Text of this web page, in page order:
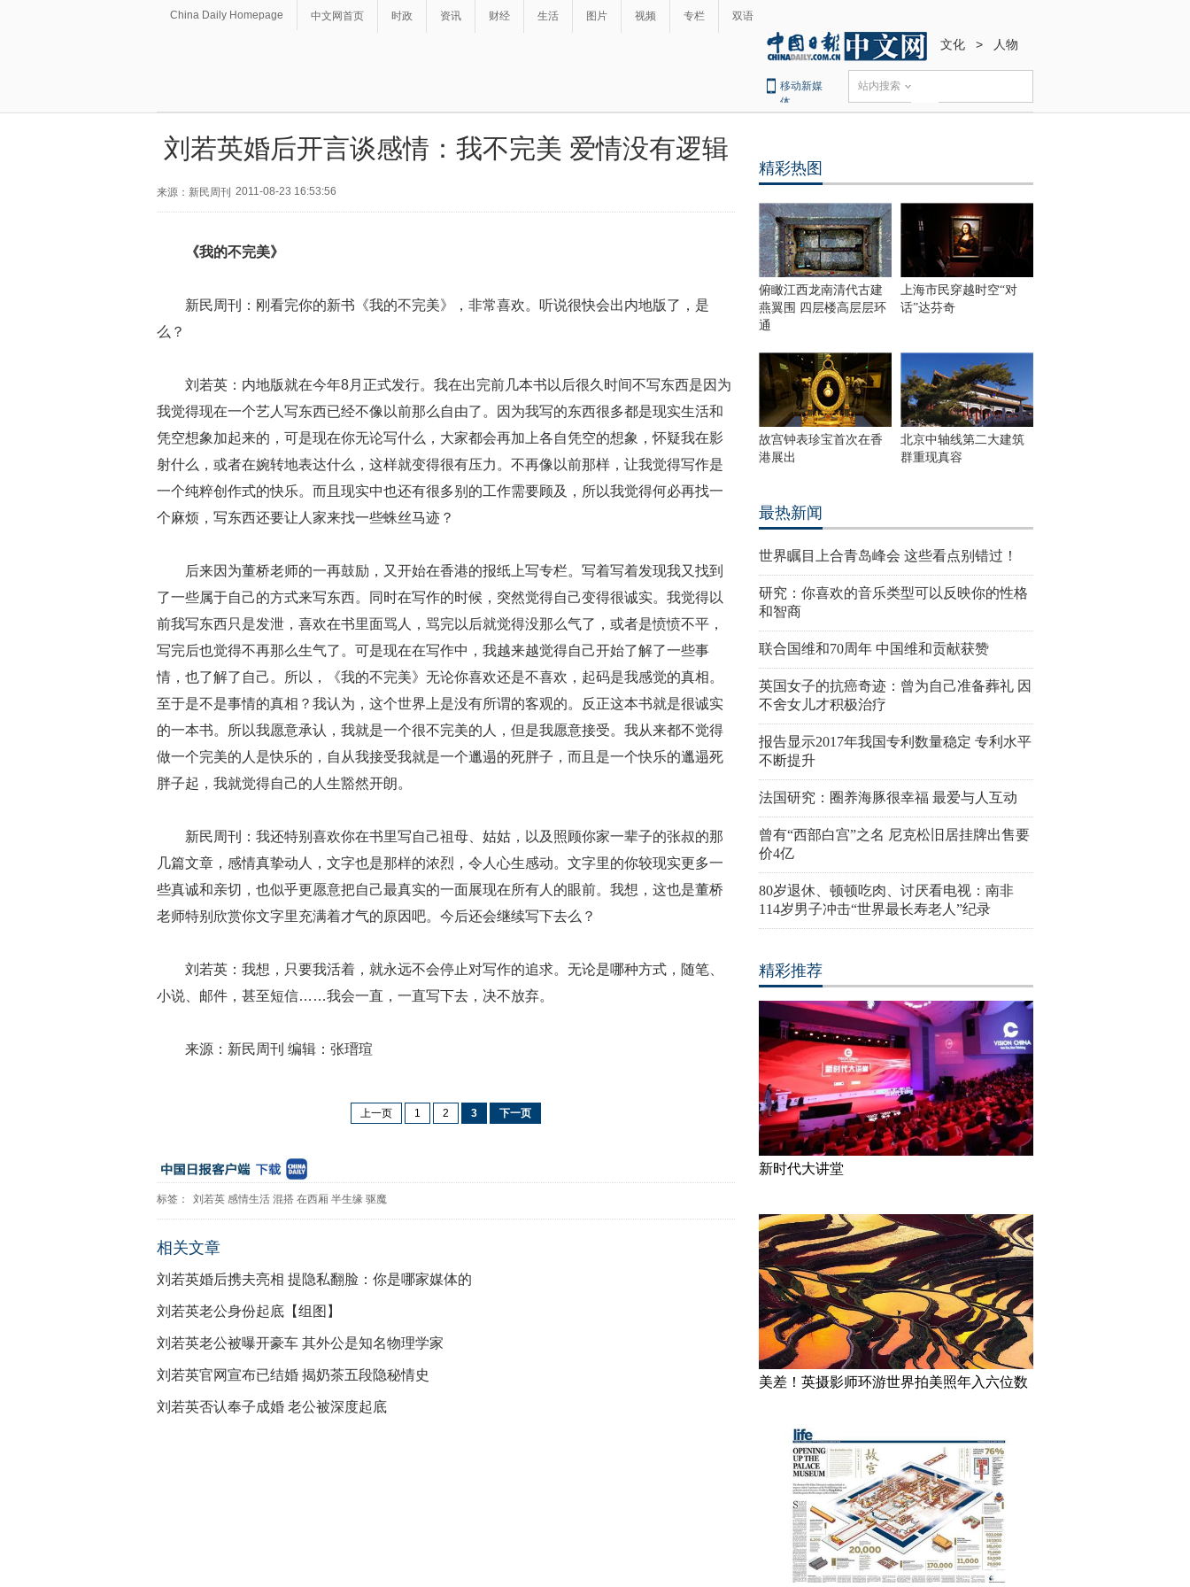
China Daily Homepage 中文网首页 时政 资讯 财经 生活 图片 视频 专栏 双语
文化 > 人物
移动新媒
体
站内搜索
刘若英婚后开言谈感情：我不完美 爱情没有逻辑
来源：新民周刊 2011-08-23 16:53:56
《我的不完美》
新民周刊：刚看完你的新书《我的不完美》，非常喜欢。听说很快会出内地版了，是
么？
刘若英：内地版就在今年8月正式发行。我在出完前几本书以后很久时间不写东西是因为
我觉得现在一个艺人写东西已经不像以前那么自由了。因为我写的东西很多都是现实生活和
凭空想象加起来的，可是现在你无论写什么，大家都会再加上各自凭空的想象，怀疑我在影
射什么，或者在婉转地表达什么，这样就变得很有压力。不再像以前那样，让我觉得写作是
一个纯粹创作式的快乐。而且现实中也还有很多别的工作需要顾及，所以我觉得何必再找一
个麻烦，写东西还要让人家来找一些蛛丝马迹？
后来因为董桥老师的一再鼓励，又开始在香港的报纸上写专栏。写着写着发现我又找到
了一些属于自己的方式来写东西。同时在写作的时候，突然觉得自己变得很诚实。我觉得以
前我写东西只是发泄，喜欢在书里面骂人，骂完以后就觉得没那么气了，或者是愤愤不平，
写完后也觉得不再那么生气了。可是现在在写作中，我越来越觉得自己开始了解了一些事
情，也了解了自己。所以，《我的不完美》无论你喜欢还是不喜欢，起码是我感觉的真相。
至于是不是事情的真相？我认为，这个世界上是没有所谓的客观的。反正这本书就是很诚实
的一本书。所以我愿意承认，我就是一个很不完美的人，但是我愿意接受。我从来都不觉得
做一个完美的人是快乐的，自从我接受我就是一个邋遢的死胖子，而且是一个快乐的邋遢死
胖子起，我就觉得自己的人生豁然开朗。
新民周刊：我还特别喜欢你在书里写自己祖母、姑姑，以及照顾你家一辈子的张叔的那
几篇文章，感情真挚动人，文字也是那样的浓烈，令人心生感动。文字里的你较现实更多一
些真诚和亲切，也似乎更愿意把自己最真实的一面展现在所有人的眼前。我想，这也是董桥
老师特别欣赏你文字里充满着才气的原因吧。今后还会继续写下去么？
刘若英：我想，只要我活着，就永远不会停止对写作的追求。无论是哪种方式，随笔、
小说、邮件，甚至短信……我会一直，一直写下去，决不放弃。
来源：新民周刊 编辑：张瑨瑄
上一页 1 2 3 下一页
标签： 刘若英 感情生活 混搭 在西厢 半生缘 驱魔
相关文章
刘若英婚后携夫亮相 提隐私翻脸：你是哪家媒体的
刘若英老公身份起底【组图】
刘若英老公被曝开豪车 其外公是知名物理学家
刘若英官网宣布已结婚 揭奶茶五段隐秘情史
刘若英否认奉子成婚 老公被深度起底
精彩热图
俯瞰江西龙南清代古建
燕翼围 四层楼高层层环
通
上海市民穿越时空“对
话”达芬奇
故宫钟表珍宝首次在香
港展出
北京中轴线第二大建筑
群重现真容
最热新闻
世界瞩目上合青岛峰会 这些看点别错过！
研究：你喜欢的音乐类型可以反映你的性格
和智商
联合国维和70周年 中国维和贡献获赞
英国女子的抗癌奇迹：曾为自己准备葬礼 因
不舍女儿才积极治疗
报告显示2017年我国专利数量稳定 专利水平
不断提升
法国研究：圈养海豚很幸福 最爱与人互动
曾有“西部白宫”之名 尼克松旧居挂牌出售要
价4亿
80岁退休、顿顿吃肉、讨厌看电视：南非
114岁男子冲击“世界最长寿老人”纪录
精彩推荐
新时代大讲堂
美差！英摄影师环游世界拍美照年入六位数